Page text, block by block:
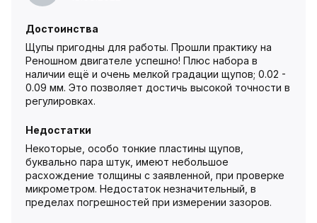
Достоинства
Щупы пригодны для работы. Прошли практику на
Реношном двигателе успешно! Плюс набора в
наличии ещё и очень мелкой градации щупов; 0.02 -
0.09 мм. Это позволяет достичь высокой точности в
регулировках.
Недостатки
Некоторые, особо тонкие пластины щупов,
буквально пара штук, имеют небольшое
расхождение толщины с заявленной, при проверке
микрометром. Недостаток незначительный, в
пределах погрешностей при измерении зазоров.